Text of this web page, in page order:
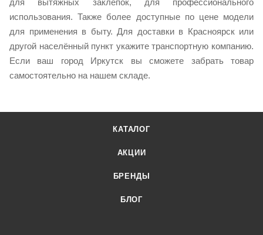
для вытяжных заклепок, для профессионального
использования. Также более доступные по цене модели
для применения в быту. Для доставки в Красноярск или
другой населённый пункт укажите транспортную компанию.
Если ваш город Иркутск вы сможете забрать товар
самостоятельно на нашем складе.
КАТАЛОГ
АКЦИИ
БРЕНДЫ
БЛОГ